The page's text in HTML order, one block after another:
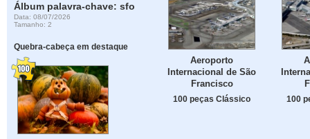
Álbum palavra-chave: sfo
Data: 08/07/2026
Tamanho: 2
Quebra-cabeça em destaque
Aeroporto
Internacional de São
Francisco
100 peças Clássico 100